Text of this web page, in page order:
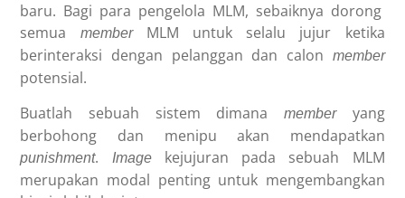
baru. Bagi para pengelola MLM, sebaiknya dorong
semua
memberMLM untuk selalu jujur ketika
berinteraksi dengan pelanggan dan calon
member
potensial.
Buatlah sebuah sistem dimana
memberyang
berbohong dan menipu akan mendapatkan
punishment. Imagekejujuran pada sebuah MLM
merupakan modal penting untuk mengembangkan